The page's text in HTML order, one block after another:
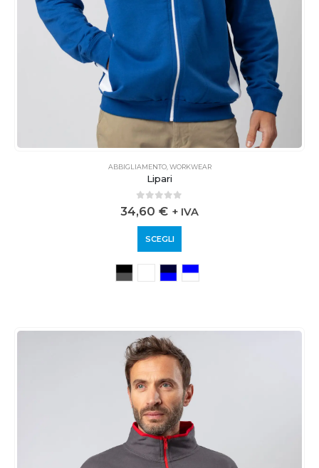
ABBIGLIAMENTO,WORKWEAR
Lipari
0out of 5
34,60 € + IVA
SCEGLI